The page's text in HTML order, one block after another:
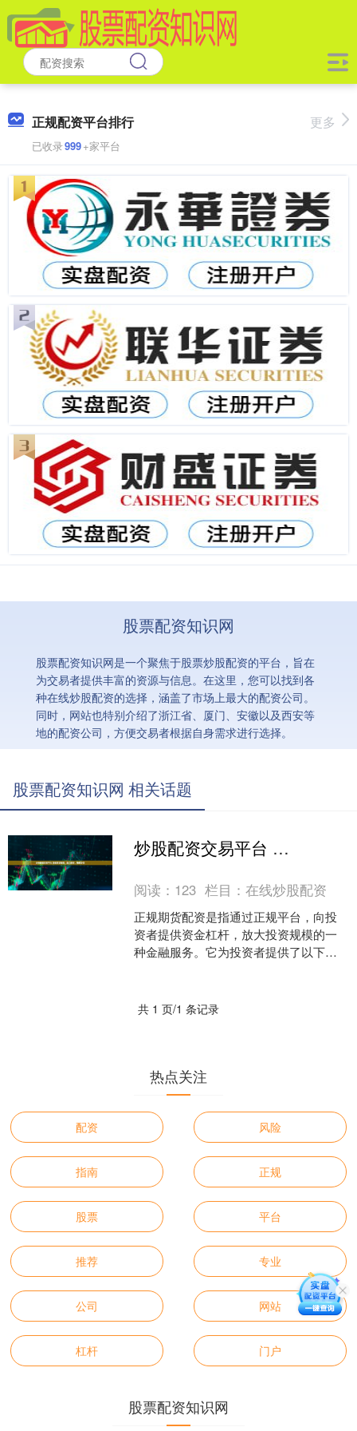
正规配资平台排行
已收录999+家平台
更多
股票配资知识网
股票配资知识网是一个聚焦于股票炒股配资的平台，旨在
为交易者提供丰富的资源与信息。在这里，您可以找到各
种在线炒股配资的选择，涵盖了市场上最大的配资公司。
同时，网站也特别介绍了浙江省、厦门、安徽以及西安等
地的配资公司，方便交易者根据自身需求进行选择。
股票配资知识网 相关话题
炒股配资交易平台 正规期货配资，助力投资，稳健增值
阅读： 123 栏目：在线炒股配资
正规期货配资是指通过正规平台，向投
资者提供资金杠杆，放大投资规模的一
种金融服务。它为投资者提供了以下优
共 1 页/1 条记录
热点关注
配资 风险
指南 正规
股票 平台
推荐 专业
公司 网站
杠杆 门户
股票配资知识网